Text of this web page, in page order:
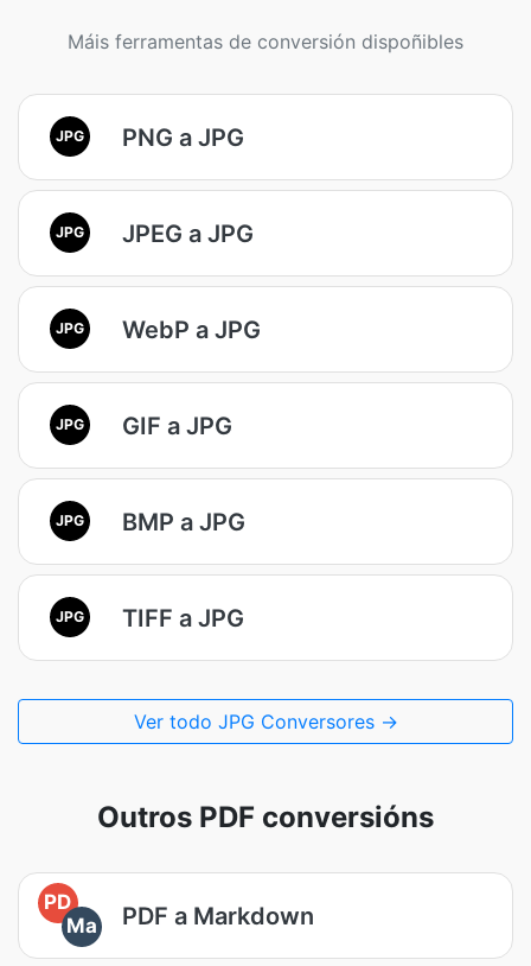
Máis ferramentas de conversión dispoñibles
JPG PNG a JPG
JPG JPEG a JPG
JPG WebP a JPG
JPG GIF a JPG
JPG BMP a JPG
JPG TIFF a JPG
Ver todo JPG Conversores →
Outros PDF conversións
PD
Ma
PDF a Markdown